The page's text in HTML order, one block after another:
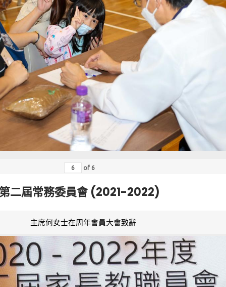
of 6
二屆常務委員會 (2021-2022)
主席何女士在周年會員大會致辭